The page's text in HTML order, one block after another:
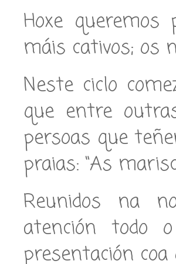
Hoxe
máis cativos; os
Neste ciclo
que entre
persoas que
praias: “As
Reunidos na
atención todo
presentación